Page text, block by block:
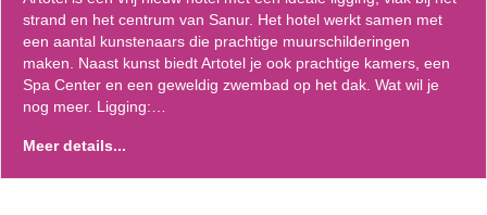
strand en het centrum van Sanur. Het hotel werkt samen met
een aantal kunstenaars die prachtige muurschilderingen
maken. Naast kunst biedt Artotel je ook prachtige kamers, een
Spa Center en een geweldig zwembad op het dak. Wat wil je
nog meer. Ligging:…
Meer details...